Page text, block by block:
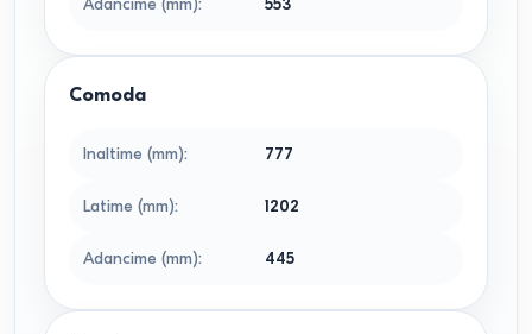
Comoda
Inaltime (mm): 777
Latime (mm): 1202
Adancime (mm): 445